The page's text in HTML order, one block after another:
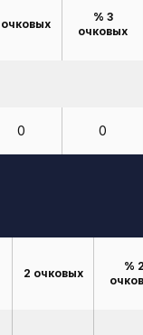
очковых
% 3
очковых
0 0
2 очковых
% 2